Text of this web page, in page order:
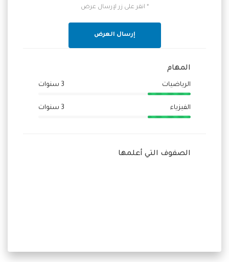
* انقر على زر لإرسال عرض
إرسال العرض
المهام
الرياضيات 3 سنوات
الفيزياء 3 سنوات
الصفوف التي أعلمها